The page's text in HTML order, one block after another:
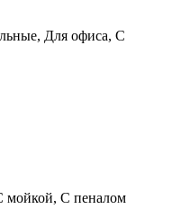
Для офиса, С
мойкой, С пеналом